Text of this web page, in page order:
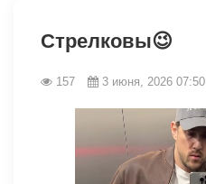
Стрелковы😉
157 3 июня, 2026 07:50